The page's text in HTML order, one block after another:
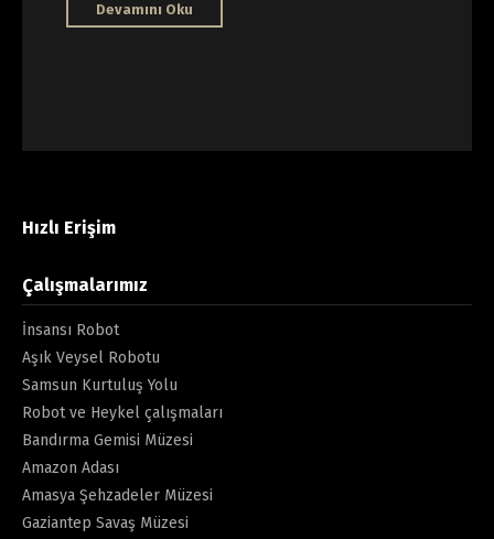
Devamını Oku
Hızlı Erişim
Çalışmalarımız
İnsansı Robot
Aşık Veysel Robotu
Samsun Kurtuluş Yolu
Robot ve Heykel çalışmaları
Bandırma Gemisi Müzesi
Amazon Adası
Amasya Şehzadeler Müzesi
Gaziantep Savaş Müzesi